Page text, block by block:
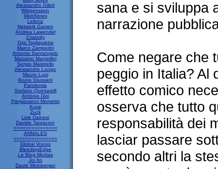
Alessandro Gilioli
Wittgenstein
WebNotes
Leibniz
Network Games
Andrea Lawendel
Criativity
Gigi Tagliapietra
Marco Zamperini
Antonio Santangelo
Massimo Mantellini
Sergio Maistrello
Alessandro Longo
Mauro Lupi
Bruno Giussani
Pandemia
Stefano Quintarelli
Antonio Dini
Piergiovanni Mometto
Kurai
Zuck
Lele Dainesi
Davide Tarasconi
===============
ANNALES
===============
Global Voices
BleedingEdge
Le Blog Medias
Joi Ito
David Weinberger
sana e si sviluppa
narrazione
Come negare che
peggio in Italia? Al
effetto comico
osserva che tutto
responsabilità dei
lasciar passare
secondo altri la